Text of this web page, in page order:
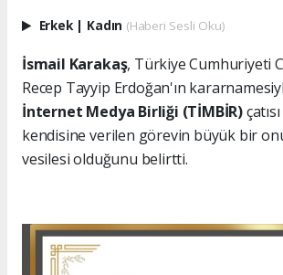
Erkek | Kadın (Haberi Sesli Oku)
İsmail Karakaş, Türkiye Cumhuriyeti
Recep Tayyip Erdoğan'ın
İnternet Medya Birliği (TİMBİR)
kendisine verilen görevin büyük bir
vesilesi olduğunu belirtti.